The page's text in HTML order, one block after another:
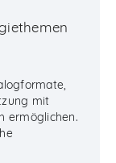
mit
ermöglichen.